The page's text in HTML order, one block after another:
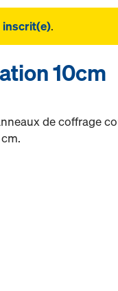
inscrit(e).
10cm
de coffrage